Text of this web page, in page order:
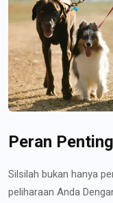
Peran
Silsilah bukan hanya
peliharaan Anda